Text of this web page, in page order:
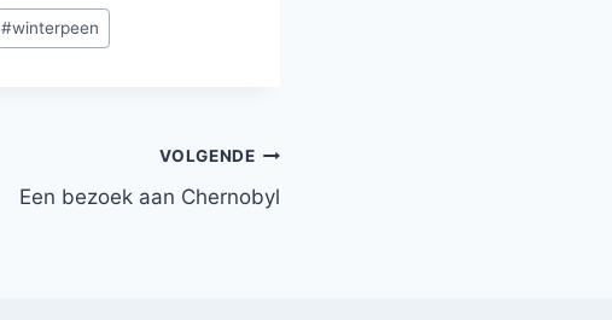
#winterpeen
VOLGENDE
Een bezoek aan Chernobyl